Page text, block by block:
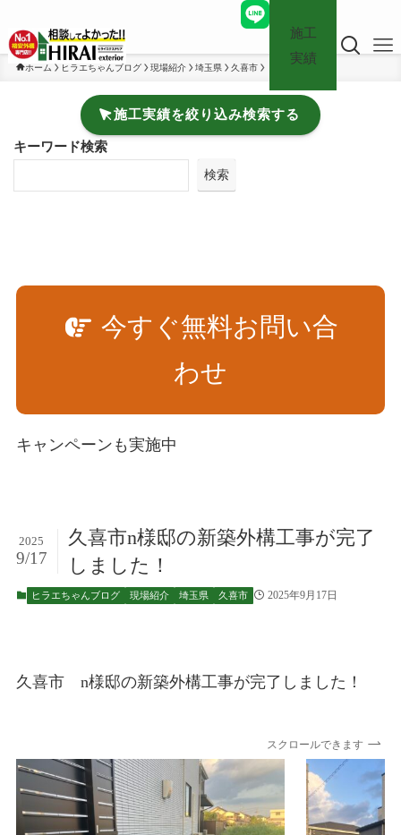
施工
実績
ホーム ヒラエちゃんブログ 現場紹介 埼玉県 久喜市
施工実績を絞り込み検索する
キーワード検索
検索
今すぐ無料お問い合
わせ
キャンペーンも実施中
久喜市n様邸の新築外構工事が完了
しました！
2025
9/17
ヒラエちゃんブログ 現場紹介 埼玉県 久喜市 2025年9月17日
久喜市 n様邸の新築外構工事が完了しました！
スクロールできます